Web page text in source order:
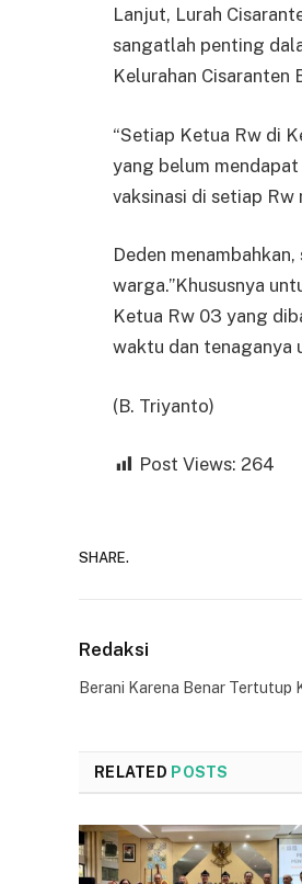
Lanjut, Lurah
sangatlah penting
Kelurahan Cisaranten
“Setiap Ketua Rw di
yang belum
vaksinasi di setiap Rw
Deden
warga.”Khususnya
Ketua Rw 03 yang
waktu dan tenaganya
(B. Triyanto)
Post Views: 264
SHARE.
Redaksi
Berani Karena Benar Tertutup
RELATED POSTS